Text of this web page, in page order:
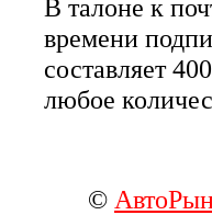
В талоне к
времени
составляет
любое
©